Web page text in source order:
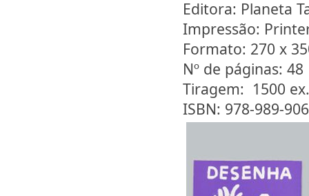
Editora: Planeta
Impressão:
Formato: 270 x
Nº de páginas: 48
Tiragem: 1500 ex.
ISBN: 978-989-